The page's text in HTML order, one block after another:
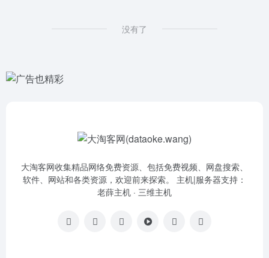
没有了
大淘客网收集精品网络免费资源、包括免费视频、网盘搜索、
软件、网站和各类资源，欢迎前来探索。 主机|服务器支持：
老薛主机 · 三维主机